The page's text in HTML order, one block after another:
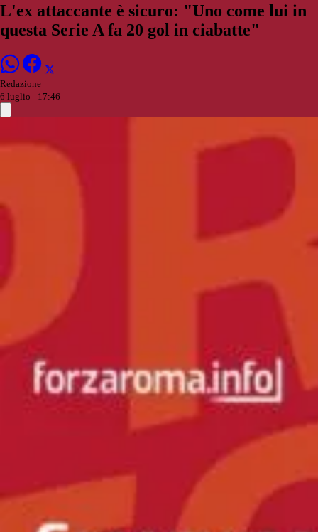
L'ex attaccante è sicuro: "Uno come lui in
questa Serie A fa 20 gol in ciabatte"
Redazione
6 luglio - 17:46